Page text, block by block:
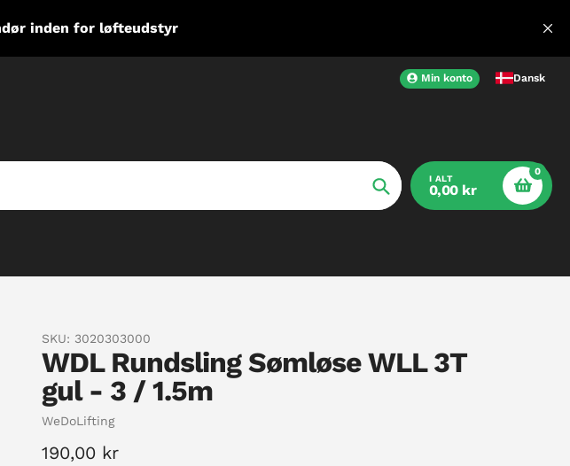
inden for løfteudstyr
Min konto Dansk
Søg
I ALT
0,00 kr
0
SKU: 3020303000
WDL Rundsling Sømløse WLL 3T
gul - 3 / 1.5m
Sælger
WeDoLifting
Normal
190,00 kr